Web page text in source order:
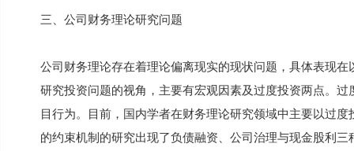
三、公司财务理论研究问题
公司财务理论存在着理论偏离现实的现状问题，具体表现
研究投资问题的视角，主要有宏观因素及过度投资两点。
目行为。目前，国内学者在财务理论研究领域中主要以过
的约束机制的研究出现了负债融资、公司治理与现金股利